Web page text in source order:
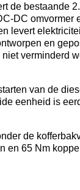
de bestaande
DC omvormer
levert
en
verminderd
van de
eenheid is
de
en 65 Nm